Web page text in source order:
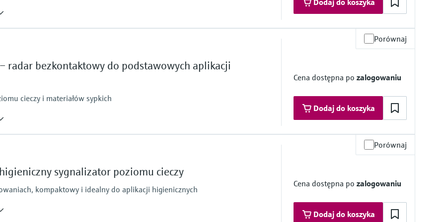
Dodaj do koszyka
graniczna nadciśnienia
Główne części wchodzące w kontakt z medium
PVDF, PBT/PC
Porównaj
radar bezkontaktowy do podstawowych aplikacji
cieczy i materiałów sypkich
Cena dostępna po zalogowaniu
Dodaj do koszyka
graniczna nadciśnienia
80 mm/ 3": 30m (98.4 ft)
Główne części wchodzące w kontakt z medium
PVDF, PBT/PC
Porównaj
sygnalizator poziomu cieczy
kompaktowy i idealny do aplikacji higienicznych
Cena dostępna po zalogowaniu
Dodaj do koszyka